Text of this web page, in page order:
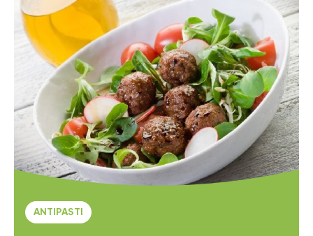
ANTIPASTI